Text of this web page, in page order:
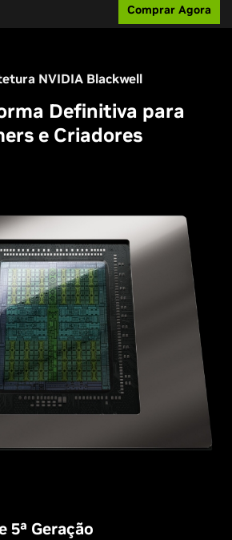
Comprar Agora
NVIDIA Blackwell
Definitiva para
e Criadores
5ª Geração